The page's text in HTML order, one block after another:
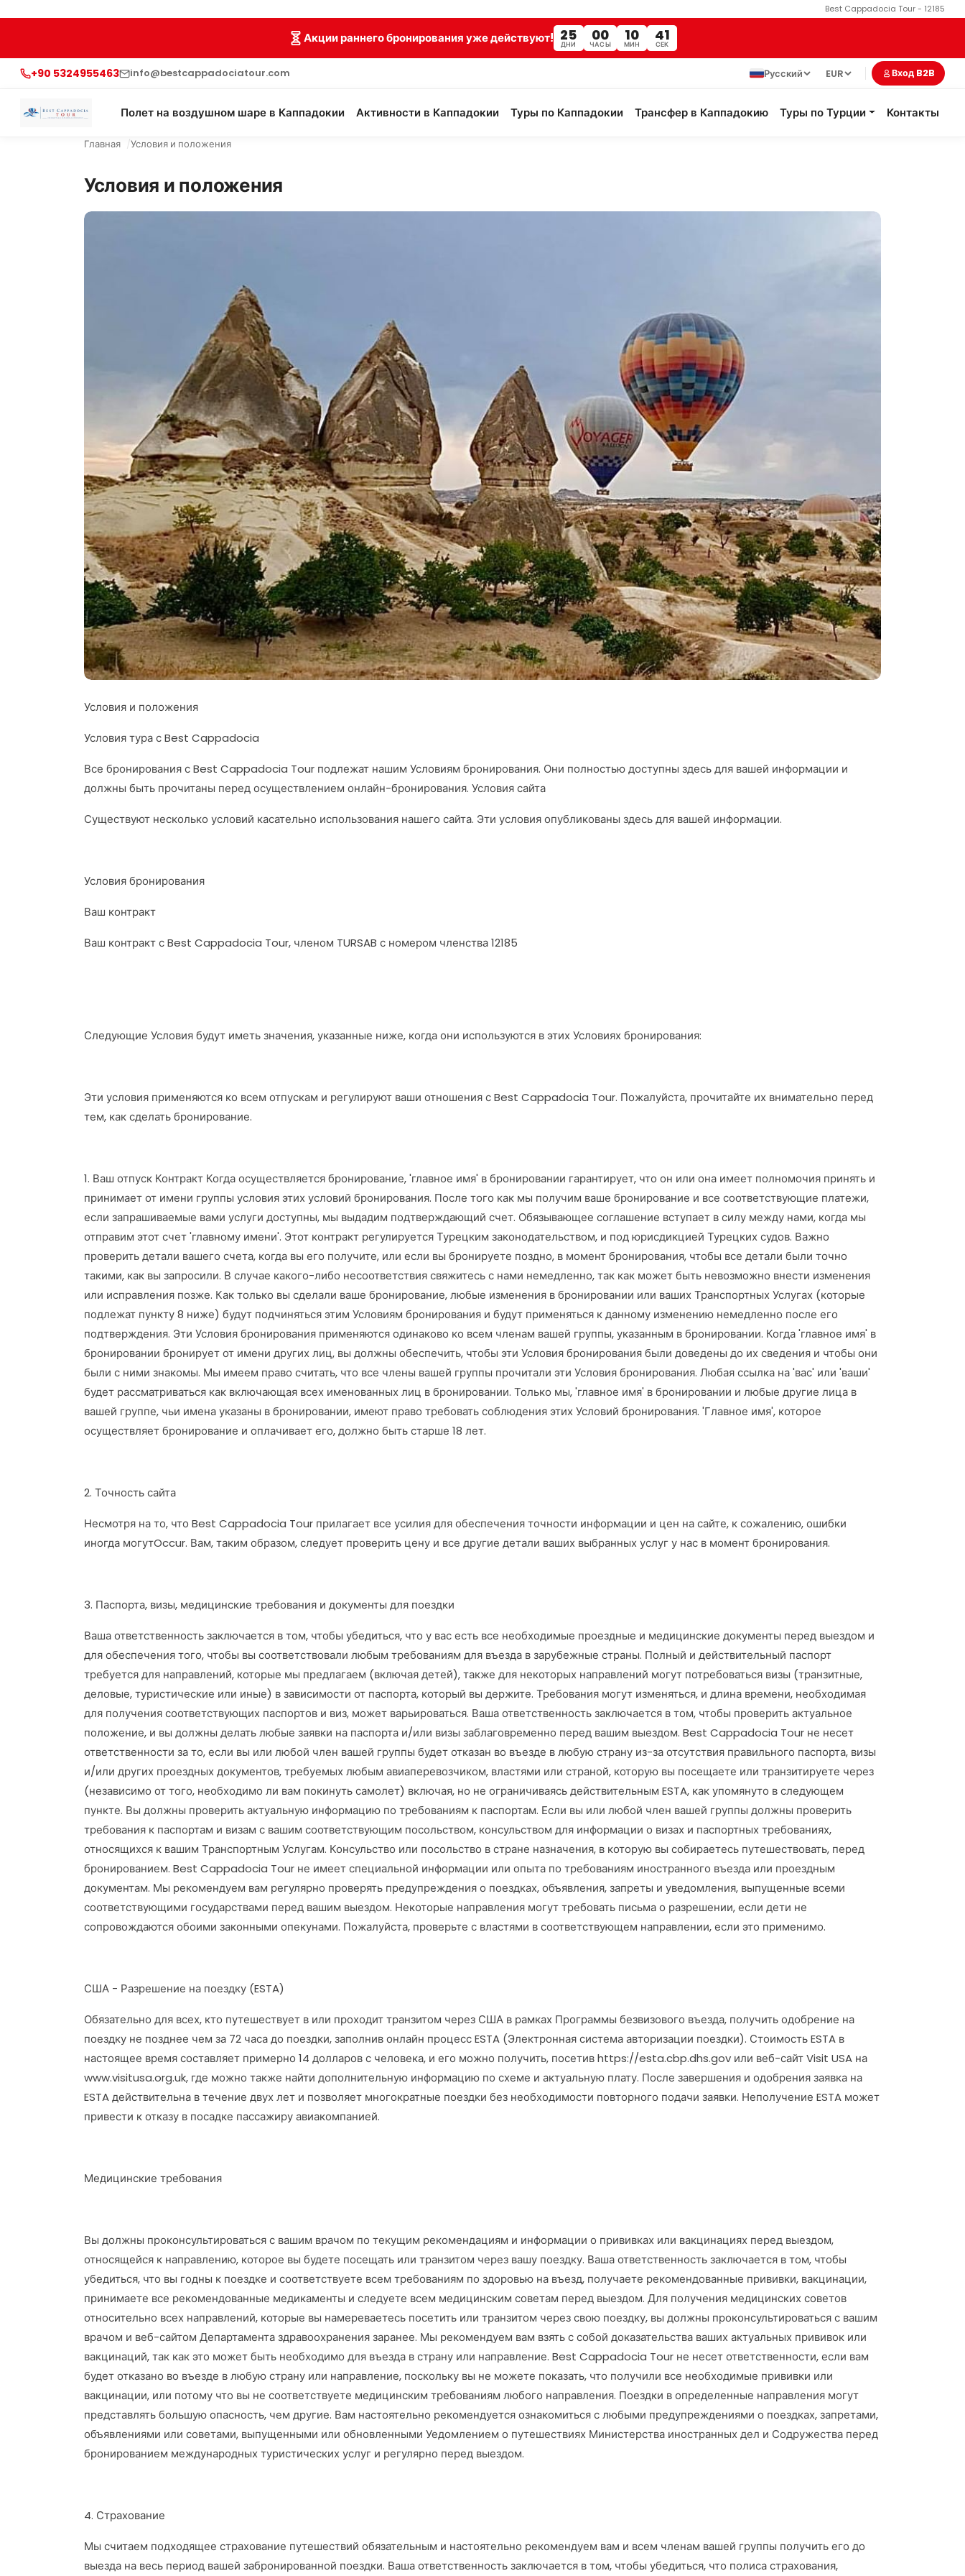
Best Cappadocia Tour - 12185
Акции раннего бронирования уже действуют! 25
ДНИ
00
ЧАСЫ
10
МИН
39
СЕК
+90 5324955463 info@bestcappadociatour.com Русский EUR Вход B2B
Полет на воздушном шаре в Каппадокии Активности в Каппадокии Туры по Каппадокии Трансфер в Каппадокию Туры по Турции Контакты
Главная Условия и положения
Условия и положения
Условия и положения
Условия тура с Best Cappadocia
Все бронирования с Best Cappadocia Tour подлежат нашим Условиям бронирования. Они полностью доступны здесь для вашей информации и
должны быть прочитаны перед осуществлением онлайн-бронирования. Условия сайта
Существуют несколько условий касательно использования нашего сайта. Эти условия опубликованы здесь для вашей информации.
Условия бронирования
Ваш контракт
Ваш контракт с Best Cappadocia Tour, членом TURSAB с номером членства 12185
Следующие Условия будут иметь значения, указанные ниже, когда они используются в этих Условиях бронирования:
Эти условия применяются ко всем отпускам и регулируют ваши отношения с Best Cappadocia Tour. Пожалуйста, прочитайте их внимательно перед
тем, как сделать бронирование.
1. Ваш отпуск Контракт Когда осуществляется бронирование, 'главное имя' в бронировании гарантирует, что он или она имеет полномочия принять и
принимает от имени группы условия этих условий бронирования. После того как мы получим ваше бронирование и все соответствующие платежи,
если запрашиваемые вами услуги доступны, мы выдадим подтверждающий счет. Обязывающее соглашение вступает в силу между нами, когда мы
отправим этот счет 'главному имени'. Этот контракт регулируется Турецким законодательством, и под юрисдикцией Турецких судов. Важно
проверить детали вашего счета, когда вы его получите, или если вы бронируете поздно, в момент бронирования, чтобы все детали были точно
такими, как вы запросили. В случае какого-либо несоответствия свяжитесь с нами немедленно, так как может быть невозможно внести изменения
или исправления позже. Как только вы сделали ваше бронирование, любые изменения в бронировании или ваших Транспортных Услугах (которые
подлежат пункту 8 ниже) будут подчиняться этим Условиям бронирования и будут применяться к данному изменению немедленно после его
подтверждения. Эти Условия бронирования применяются одинаково ко всем членам вашей группы, указанным в бронировании. Когда 'главное имя' в
бронировании бронирует от имени других лиц, вы должны обеспечить, чтобы эти Условия бронирования были доведены до их сведения и чтобы они
были с ними знакомы. Мы имеем право считать, что все члены вашей группы прочитали эти Условия бронирования. Любая ссылка на 'вас' или 'ваши'
будет рассматриваться как включающая всех именованных лиц в бронировании. Только мы, 'главное имя' в бронировании и любые другие лица в
вашей группе, чьи имена указаны в бронировании, имеют право требовать соблюдения этих Условий бронирования. 'Главное имя', которое
осуществляет бронирование и оплачивает его, должно быть старше 18 лет.
2. Точность сайта
Несмотря на то, что Best Cappadocia Tour прилагает все усилия для обеспечения точности информации и цен на сайте, к сожалению, ошибки
иногда могутOccur. Вам, таким образом, следует проверить цену и все другие детали ваших выбранных услуг у нас в момент бронирования.
3. Паспорта, визы, медицинские требования и документы для поездки
Ваша ответственность заключается в том, чтобы убедиться, что у вас есть все необходимые проездные и медицинские документы перед выездом и
для обеспечения того, чтобы вы соответствовали любым требованиям для въезда в зарубежные страны. Полный и действительный паспорт
требуется для направлений, которые мы предлагаем (включая детей), также для некоторых направлений могут потребоваться визы (транзитные,
деловые, туристические или иные) в зависимости от паспорта, который вы держите. Требования могут изменяться, и длина времени, необходимая
для получения соответствующих паспортов и виз, может варьироваться. Ваша ответственность заключается в том, чтобы проверить актуальное
положение, и вы должны делать любые заявки на паспорта и/или визы заблаговременно перед вашим выездом. Best Cappadocia Tour не несет
ответственности за то, если вы или любой член вашей группы будет отказан во въезде в любую страну из-за отсутствия правильного паспорта, визы
и/или других проездных документов, требуемых любым авиаперевозчиком, властями или страной, которую вы посещаете или транзитируете через
(независимо от того, необходимо ли вам покинуть самолет) включая, но не ограничиваясь действительным ESTA, как упомянуто в следующем
пункте. Вы должны проверить актуальную информацию по требованиям к паспортам. Если вы или любой член вашей группы должны проверить
требования к паспортам и визам с вашим соответствующим посольством, консульством для информации о визах и паспортных требованиях,
относящихся к вашим Транспортным Услугам. Консульство или посольство в стране назначения, в которую вы собираетесь путешествовать, перед
бронированием. Best Cappadocia Tour не имеет специальной информации или опыта по требованиям иностранного въезда или проездным
документам. Мы рекомендуем вам регулярно проверять предупреждения о поездках, объявления, запреты и уведомления, выпущенные всеми
соответствующими государствами перед вашим выездом. Некоторые направления могут требовать письма о разрешении, если дети не
сопровождаются обоими законными опекунами. Пожалуйста, проверьте с властями в соответствующем направлении, если это применимо.
США - Разрешение на поездку (ESTA)
Обязательно для всех, кто путешествует в или проходит транзитом через США в рамках Программы безвизового въезда, получить одобрение на
поездку не позднее чем за 72 часа до поездки, заполнив онлайн процесс ESTA (Электронная система авторизации поездки). Стоимость ESTA в
настоящее время составляет примерно 14 долларов с человека, и его можно получить, посетив https://esta.cbp.dhs.gov или веб-сайт Visit USA на
www.visitusa.org.uk, где можно также найти дополнительную информацию по схеме и актуальную плату. После завершения и одобрения заявка на
ESTA действительна в течение двух лет и позволяет многократные поездки без необходимости повторного подачи заявки. Неполучение ESTA может
привести к отказу в посадке пассажиру авиакомпанией.
Медицинские требования
Вы должны проконсультироваться с вашим врачом по текущим рекомендациям и информации о прививках или вакцинациях перед выездом,
относящейся к направлению, которое вы будете посещать или транзитом через вашу поездку. Ваша ответственность заключается в том, чтобы
убедиться, что вы годны к поездке и соответствуете всем требованиям по здоровью на въезд, получаете рекомендованные прививки, вакцинации,
принимаете все рекомендованные медикаменты и следуете всем медицинским советам перед выездом. Для получения медицинских советов
относительно всех направлений, которые вы намереваетесь посетить или транзитом через свою поездку, вы должны проконсультироваться с вашим
врачом и веб-сайтом Департамента здравоохранения заранее. Мы рекомендуем вам взять с собой доказательства ваших актуальных прививок или
вакцинаций, так как это может быть необходимо для въезда в страну или направление. Best Cappadocia Tour не несет ответственности, если вам
будет отказано во въезде в любую страну или направление, поскольку вы не можете показать, что получили все необходимые прививки или
вакцинации, или потому что вы не соответствуете медицинским требованиям любого направления. Поездки в определенные направления могут
представлять большую опасность, чем другие. Вам настоятельно рекомендуется ознакомиться с любыми предупреждениями о поездках, запретами,
объявлениями или советами, выпущенными или обновленными Уедомлением о путешествиях Министерства иностранных дел и Содружества перед
бронированием международных туристических услуг и регулярно перед выездом.
4. Страхование
Мы считаем подходящее страхование путешествий обязательным и настоятельно рекомендуем вам и всем членам вашей группы получить его до
выезда на весь период вашей забронированной поездки. Ваша ответственность заключается в том, чтобы убедиться, что полиса страхования,